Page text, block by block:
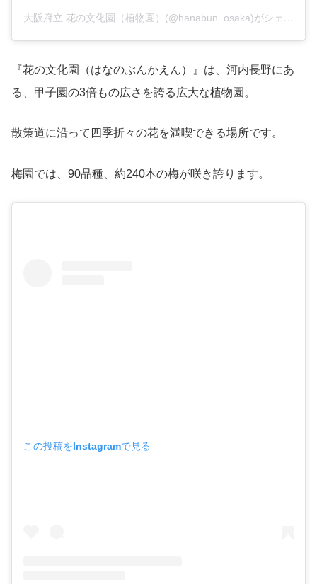
大阪府立 花の文化園（植物園）(@hanabun_osaka)がシェアした投稿
『花の文化園（はなのぶんかえん）』は、河内長野にあ
る、甲子園の3倍もの広さを誇る広大な植物園。
散策道に沿って四季折々の花を満喫できる場所です。
梅園では、90品種、約240本の梅が咲き誇ります。
この投稿をInstagramで見る